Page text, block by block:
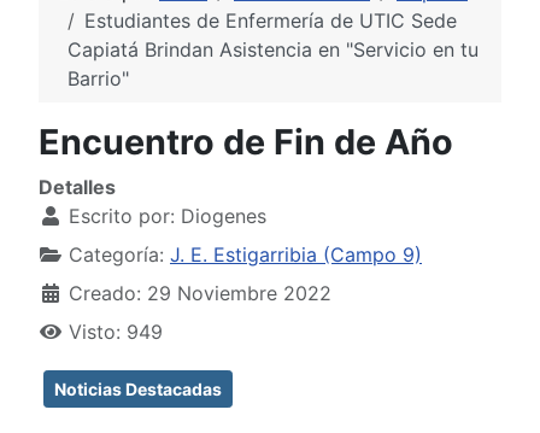
Estudiantes de Enfermería de UTIC Sede
Capiatá Brindan Asistencia en "Servicio en tu
Barrio"
Encuentro de Fin de Año
Detalles
Escrito por: Diogenes
Categoría: J. E. Estigarribia (Campo 9)
Creado: 29 Noviembre 2022
Visto: 949
Noticias Destacadas